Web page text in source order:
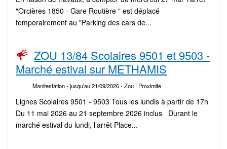
"Orcières 1850 - Gare Routière " est déplacé
temporairement au "Parking des cars de...
ZOU 13/84 Scolaires 9501 et 9503 -
Marché estival sur METHAMIS
Manifestation- jusqu'au 21/09/2026- Zou ! Proximité
Lignes Scolaires 9501 - 9503 Tous les lundis à partir de 17h
Du 11 mai 2026 au 21 septembre 2026 inclus Durant le
marché estival du lundi, l’arrêt Place...